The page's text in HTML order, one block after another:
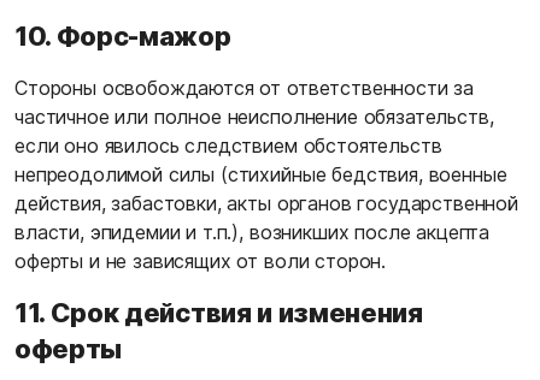
10. Форс-мажор
Стороны освобождаются от ответственности за
частичное или полное неисполнение обязательств,
если оно явилось следствием обстоятельств
непреодолимой силы (стихийные бедствия, военные
действия, забастовки, акты органов государственной
власти, эпидемии и т.п.), возникших после акцепта
оферты и не зависящих от воли сторон.
11. Срок действия и изменения
оферты